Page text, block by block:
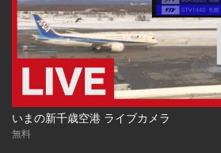
いまの新千歳空港 ライブカメラ
無料